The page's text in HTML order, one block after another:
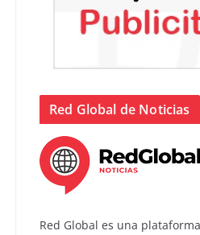
Red Global de Noticias
Red Global es una